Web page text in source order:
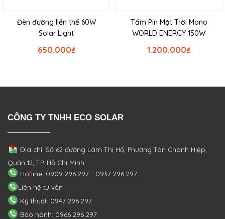
Đèn đường liền thể 60W
Solar Light
₫
650.000
Tấm Pin Mặt Trời Mono
WORLD ENERGY 150W
₫
1.200.000
CÔNG TY TNHH ECO SOLAR
Địa chỉ: Số 62 đường Lâm Thị Hố, PhườngTân Chánh Hiệp,
Quận 12, TP. Hồ Chí Minh
Hotline: 0909 296 297 - 0937 296 297
Liên hệ tư vấn
Kỹ thuật: 0947 296 297
Bảo hành: 0966 296 297